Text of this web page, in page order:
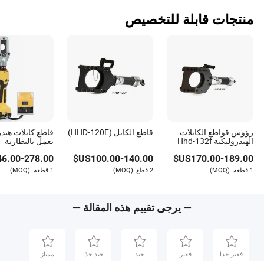
منتجات قابلة للتخصيص
رؤوس قواطع الكابلات
الهيدروليكية Hhd-132f
US$170.00-189.00
1 قطعة (MOQ)
قاطع الكابل (HHD-120F)
US$100.00-140.00
2 قطع (MOQ)
قاطع كابلات
يعمل بالبطارية
-278.00
1 قطعة (MOQ)
— يرجى تقييم هذه المقالة —
فقير جدا فقير جيد جيد جدًا ممتاز